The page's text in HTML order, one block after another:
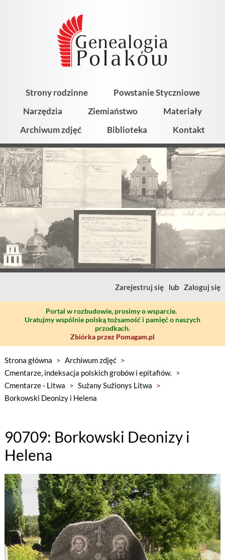
Strony rodzinne
Powstanie Styczniowe
Narzędzia
Ziemiaństwo
Materiały
Archiwum zdjęć
Biblioteka Kontakt
Zarejestruj się lub Zaloguj się
Portal w rozbudowie, prosimy o wsparcie.
Uratujmy wspólnie polską tożsamość i pamięć o naszych
przodkach.
Zbiórka przez Pomagam.pl
Strona główna > Archiwum zdjęć >
Cmentarze, indeksacja polskich grobów i epitafiów. >
Cmentarze - Litwa > Sużany Sužionys Litwa >
Borkowski Deonizy i Helena
90709: Borkowski Deonizy i
Helena